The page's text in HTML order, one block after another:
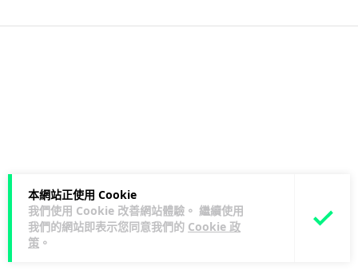
本網站正使用 Cookie
我們使用 Cookie 改善網站體驗。 繼續使用
我們的網站即表示您同意我們的 Cookie 政
策 。